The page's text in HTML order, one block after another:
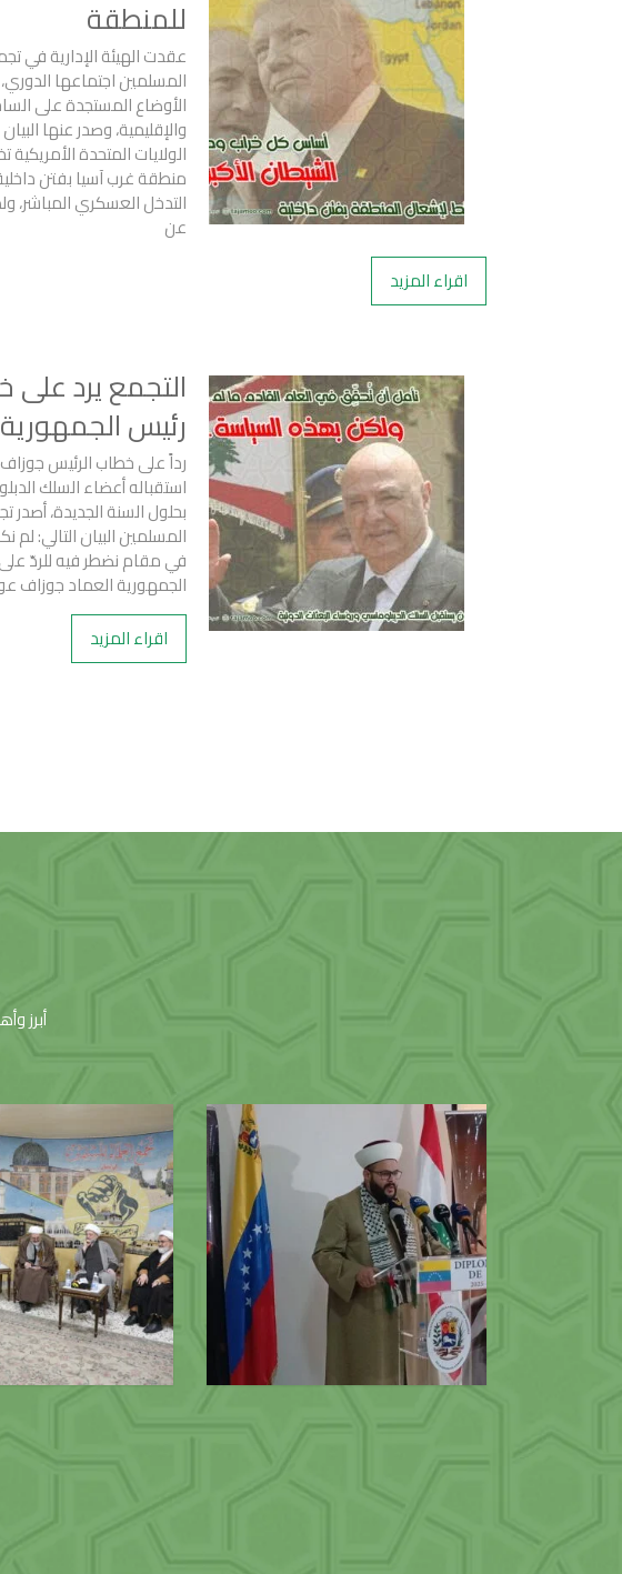
للمنطقة
عقدت الهيئة الإدارية في
المسلمين اجتماعها
الأوضاع المستجدة على
والإقليمية، وصدر عنها
الولايات المتحدة
منطقة غرب آسيا بفتن
التدخل العسكري المباشر،
عن
اقراء المزيد
التجمع يرد
رئيس الجمهورية
رداً على خطاب الرئيس
استقباله أعضاء السلك
بحلول السنة الجديدة، أصدر
المسلمين البيان التالي:
في مقام نضطر فيه للردّ
الجمهورية العماد جوزاف
اقراء المزيد
أبرز
المقدسة